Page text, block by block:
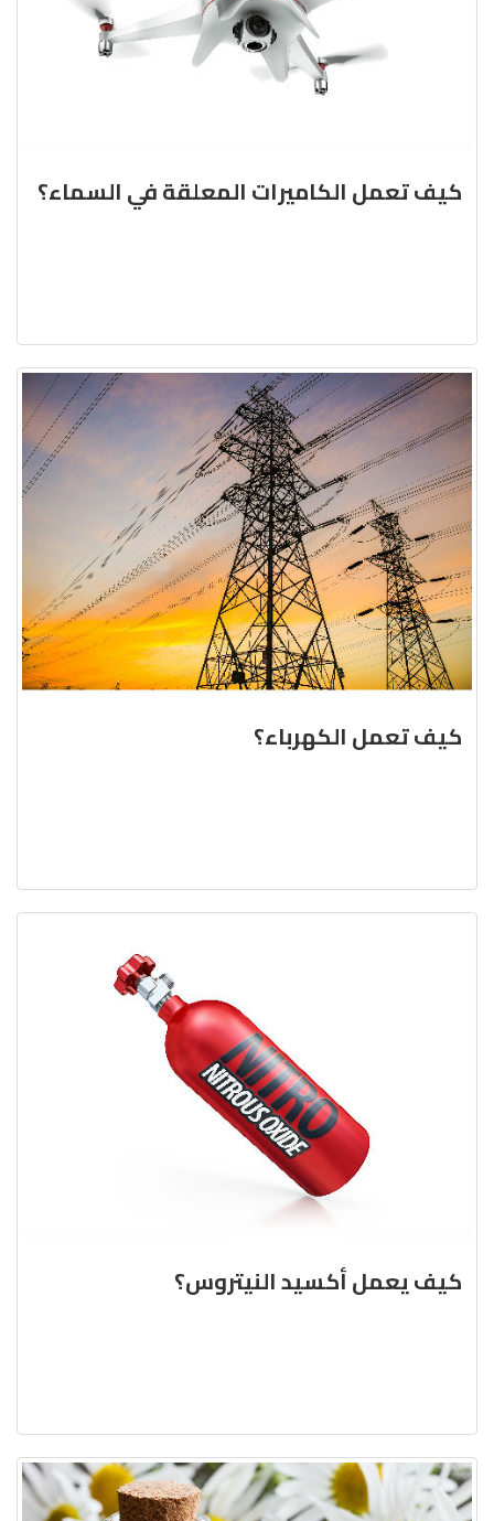
كيف تعمل الكاميرات المعلقة في السماء؟
كيف تعمل الكهرباء؟
كيف يعمل أكسيد النيتروس؟